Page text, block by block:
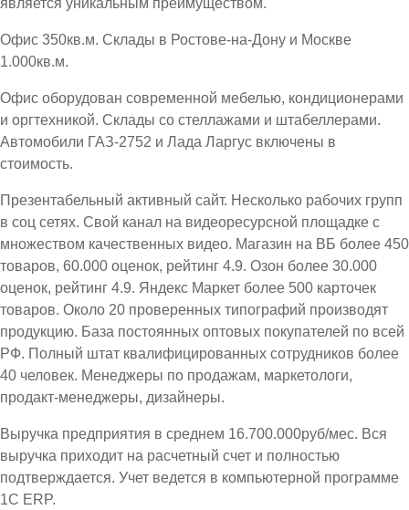
является уникальным преимуществом.
Офис 350кв.м. Склады в Ростове-на-Дону и Москве
1.000кв.м.
Офис оборудован современной мебелью, кондиционерами
и оргтехникой. Склады со стеллажами и штабеллерами.
Автомобили ГАЗ-2752 и Лада Ларгус включены в
стоимость.
Презентабельный активный сайт. Несколько рабочих групп
в соц сетях. Свой канал на видеоресурсной площадке с
множеством качественных видео. Магазин на ВБ более 450
товаров, 60.000 оценок, рейтинг 4.9. Озон более 30.000
оценок, рейтинг 4.9. Яндекс Маркет более 500 карточек
товаров. Около 20 проверенных типографий производят
продукцию. База постоянных оптовых покупателей по всей
РФ. Полный штат квалифицированных сотрудников более
40 человек. Менеджеры по продажам, маркетологи,
продакт-менеджеры, дизайнеры.
Выручка предприятия в среднем 16.700.000руб/мес. Вся
выручка приходит на расчетный счет и полностью
подтверждается. Учет ведется в компьютерной программе
1С ЕRP.